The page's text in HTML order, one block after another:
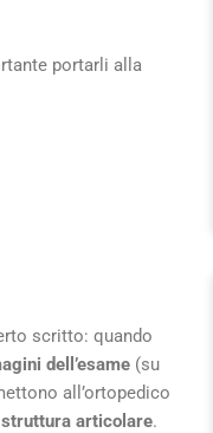
portarli alla
scritto: quando
dell’esame (su
all’ortopedico
articolare.